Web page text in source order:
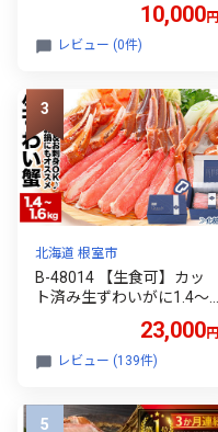
国産 北海道 羅臼産 蟹 かに
カニ 毛がに 毛蟹 冷凍毛ガ
ニ 訳あり毛ガニ 人気 ラン
キング おすすめ ごほうび
贅沢 毛ガニ冷凍 蟹脚 蟹あ
し カニ脚 かに北海道 毛ガ
ニ 毛ガニ 毛ガニ 毛ガニ 毛
蟹 毛蟹 毛蟹 毛蟹 毛蟹 北
海道 標津町
10,000円
レビュー (0件)
北海道 根室市
B-48014 【生食可】カッ
ト済み生ずわいがに1.4～
わいがに ズワイガニ カニ
蟹 かに 刺身 海鮮 北海道
23,000円
レビュー (139件)